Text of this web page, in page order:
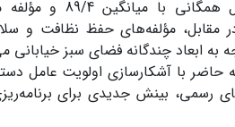
شهری داشت. در میان مؤلفه‌های
را کسب کردند. در مقابل، مؤلفه‌های حفظ
ابعاد چندگانه فضای سبز خیابانی
حاضر با آشکارسازی اولویت عامل
رسمی، بینش جدیدی برای